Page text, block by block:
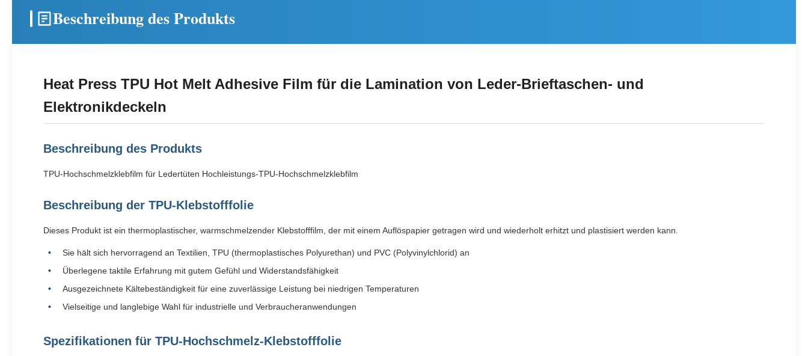
Beschreibung des Produkts
Heat Press TPU Hot Melt Adhesive Film für die Lamination von Leder-Brieftaschen- und
Elektronikdeckeln
Beschreibung des Produkts
TPU-Hochschmelzklebfilm für Ledertüten Hochleistungs-TPU-Hochschmelzklebfilm
Beschreibung der TPU-Klebstofffolie
Dieses Produkt ist ein thermoplastischer, warmschmelzender Klebstofffilm, der mit einem Auflöspapier getragen wird und wiederholt erhitzt und plastisiert werden kann.
Sie hält sich hervorragend an Textilien, TPU (thermoplastisches Polyurethan) und PVC (Polyvinylchlorid) an
Überlegene taktile Erfahrung mit gutem Gefühl und Widerstandsfähigkeit
Ausgezeichnete Kältebeständigkeit für eine zuverlässige Leistung bei niedrigen Temperaturen
Vielseitige und langlebige Wahl für industrielle und Verbraucheranwendungen
Spezifikationen für TPU-Hochschmelz-Klebstofffolie